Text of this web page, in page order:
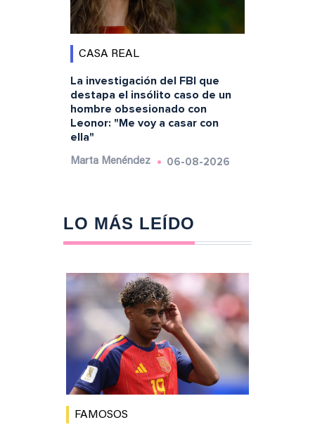
CASA REAL
La investigación del FBI que
destapa el insólito caso de un
hombre obsesionado con
Leonor: "Me voy a casar con
ella"
Marta Menéndez 06-08-2026
LO MÁS LEÍDO
FAMOSOS